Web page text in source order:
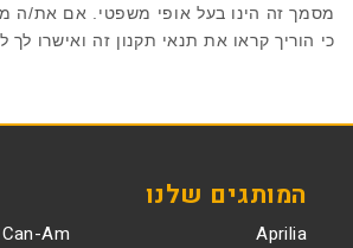
כי הוריך קראו את תנאי תקנון זה ואישרו
המותגים שלנו
Aprilia
Can-Am